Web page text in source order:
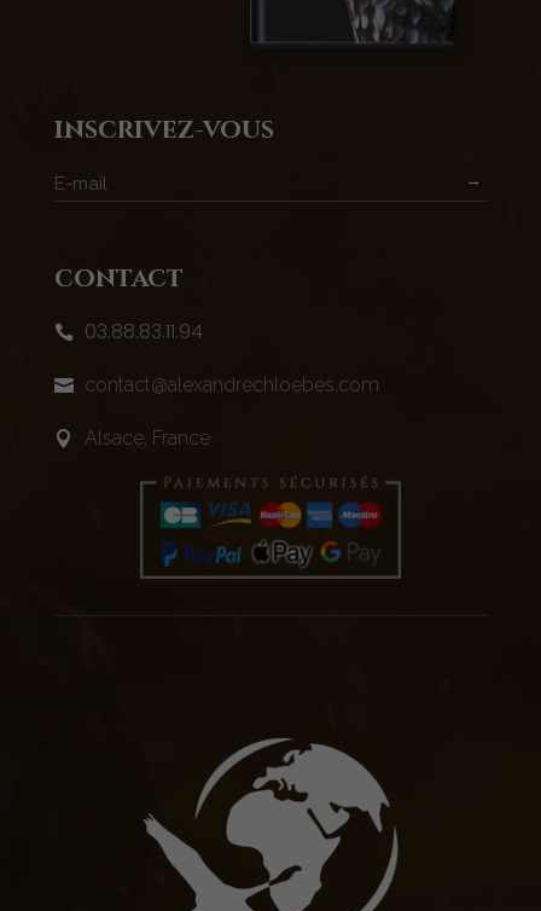
inscrivez-vous
→
contact
 03.88.83.11.94
 contact@alexandrechloebes.com
 Alsace, France